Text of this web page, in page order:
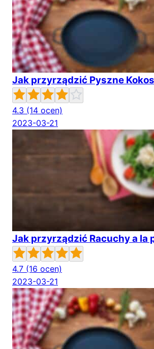
Jak przyrządzić Pyszne
4.3 (14 ocen)
2023-03-21
Jak przyrządzić Racuchy a la
4.7 (16 ocen)
2023-03-21